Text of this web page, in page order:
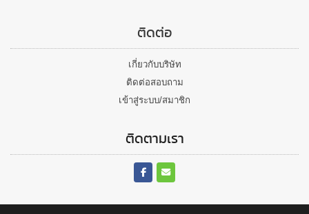
ติดต่อ
เกี่ยวกับบริษัท
ติดต่อสอบถาม
เข้าสู่ระบบ/สมาชิก
ติดตามเรา